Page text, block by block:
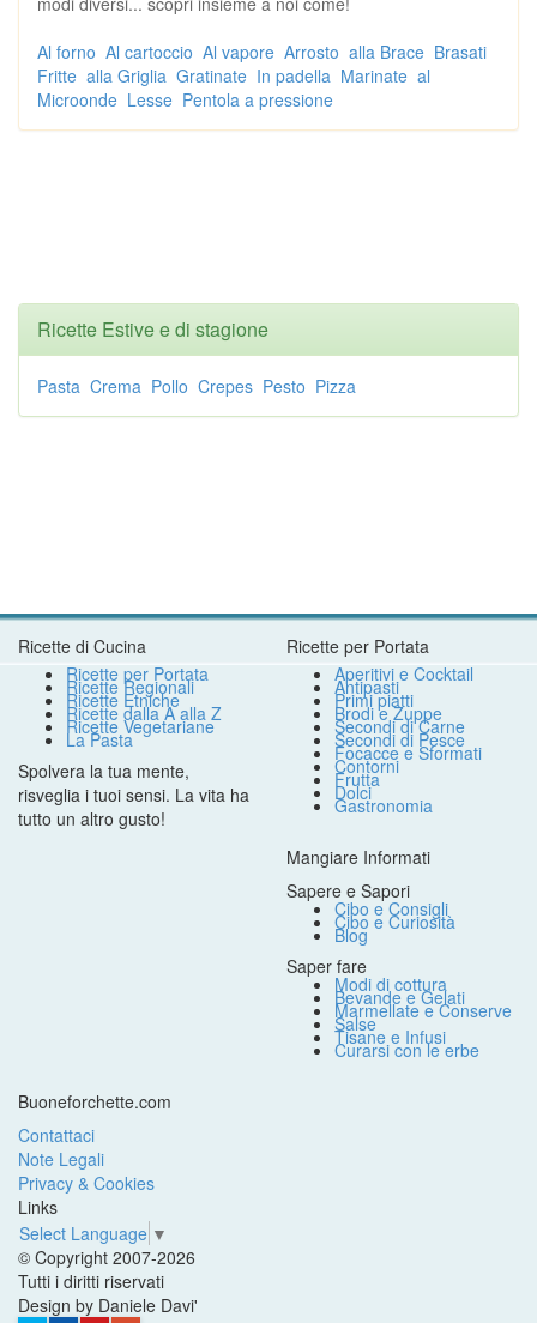
Al forno Al cartoccio Al vapore Arrosto alla Brace Brasati
Fritte alla Griglia Gratinate In padella Marinate al
Microonde Lesse Pentola a pressione
Ricette Estive e di stagione
Pasta Crema Pollo Crepes Pesto Pizza
Ricette di Cucina
Ricette per Portata
Ricette Regionali
Ricette Etniche
Ricette dalla A alla Z
Ricette Vegetariane
La Pasta
Spolvera la tua mente,
risveglia i tuoi sensi. La vita ha
tutto un altro gusto!
Ricette per Portata
Aperitivi e Cocktail
Antipasti
Primi piatti
Brodi e Zuppe
Secondi di Carne
Secondi di Pesce
Focacce e Sformati
Contorni
Frutta
Dolci
Gastronomia
Mangiare Informati
Sapere e Sapori
Cibo e Consigli
Cibo e Curiosità
Blog
Saper fare
Modi di cottura
Bevande e Gelati
Marmellate e Conserve
Salse
Tisane e Infusi
Curarsi con le erbe
Buoneforchette.com
Contattaci
Note Legali
Privacy & Cookies
Links
Select Language ▼
© Copyright 2007-2026
Tutti i diritti riservati
Design by Daniele Davi'